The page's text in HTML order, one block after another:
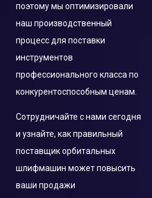
поэтому мы оптимизировали
наш производственный
процесс для поставки
инструментов
профессионального класса по
конкурентоспособным ценам.
Сотрудничайте с нами сегодня
и узнайте, как правильный
поставщик орбитальных
шлифмашин может повысить
ваши продажи